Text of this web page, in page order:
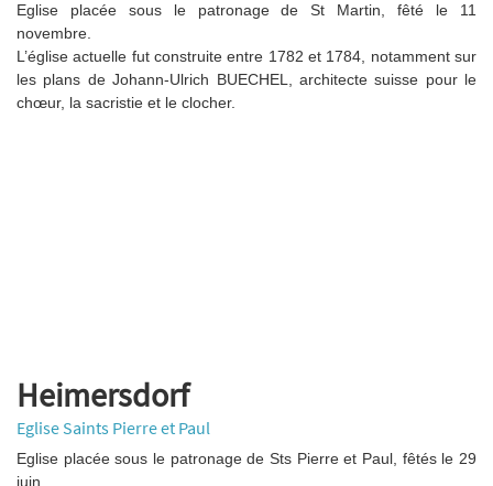
Eglise placée sous le patronage de St Martin, fêté le 11
novembre.
L’église actuelle fut construite entre 1782 et 1784, notamment sur
les plans de Johann-Ulrich BUECHEL, architecte suisse pour le
chœur, la sacristie et le clocher.
Heimersdorf
Eglise Saints Pierre et Paul
Eglise placée sous le patronage de Sts Pierre et Paul, fêtés le 29
juin